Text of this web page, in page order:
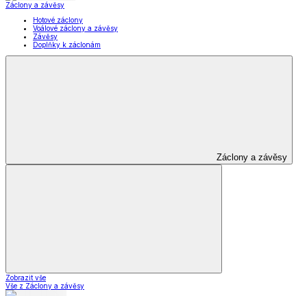
Záclony a závěsy
Hotové záclony
Voálové záclony a závěsy
Závěsy
Doplňky k záclonám
Záclony a závěsy
Zobrazit vše
Vše z Záclony a závěsy